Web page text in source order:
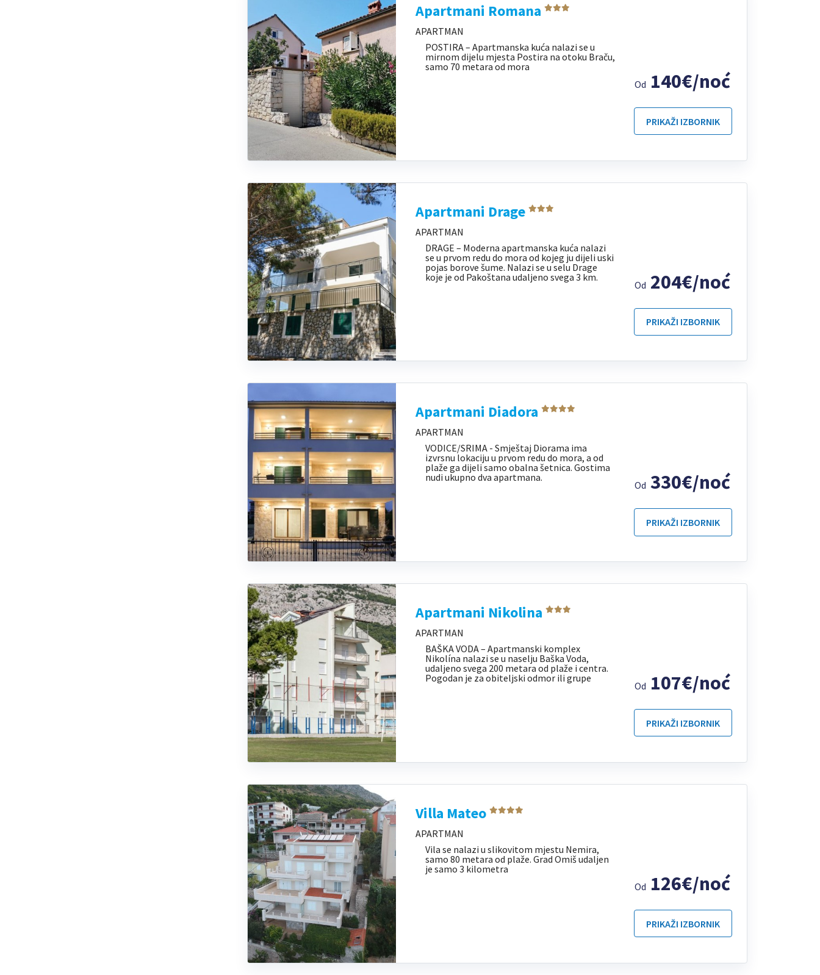
Apartmani Romana
APARTMAN
POSTIRA – Apartmanska kuća nalazi se u
mirnom dijelu mjesta Postira na otoku Braču,
samo 70 metara od mora
Od 140€/noć
PRIKAŽI IZBORNIK
Apartmani Drage
APARTMAN
DRAGE – Moderna apartmanska kuća nalazi
se u prvom redu do mora od kojeg ju dijeli uski
pojas borove šume. Nalazi se u selu Drage
koje je od Pakoštana udaljeno svega 3 km.
Od 204€/noć
PRIKAŽI IZBORNIK
Apartmani Diadora
APARTMAN
VODICE/SRIMA - Smještaj Diorama ima
izvrsnu lokaciju u prvom redu do mora, a od
plaže ga dijeli samo obalna šetnica. Gostima
nudi ukupno dva apartmana.
Od 330€/noć
PRIKAŽI IZBORNIK
Apartmani Nikolina
APARTMAN
BAŠKA VODA – Apartmanski komplex
Nikolína nalazi se u naselju Baška Voda,
udaljeno svega 200 metara od plaže i centra.
Pogodan je za obiteljski odmor ili grupe
Od 107€/noć
PRIKAŽI IZBORNIK
Villa Mateo
APARTMAN
Vila se nalazi u slikovitom mjestu Nemira,
samo 80 metara od plaže. Grad Omiš udaljen
je samo 3 kilometra
Od 126€/noć
PRIKAŽI IZBORNIK